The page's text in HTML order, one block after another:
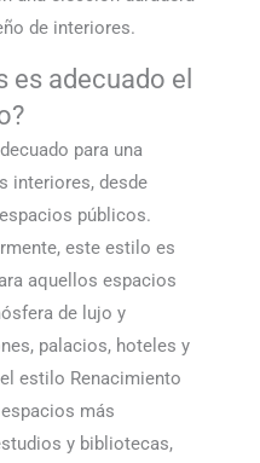
de interiores.
es adecuado el
para una
interiores, desde
públicos.
este estilo es
aquellos espacios
de lujo y
palacios, hoteles y
estilo Renacimiento
más
y bibliotecas,